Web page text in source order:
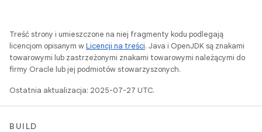
Treść strony i umieszczone na niej fragmenty kodu podlegają
licencjom opisanym wLicencji na treści. Java i OpenJDK są znakami
towarowymi lub zastrzeżonymi znakami towarowymi należącymi do
firmy Oracle lub jej podmiotów stowarzyszonych.
Ostatnia aktualizacja: 2025-07-27 UTC.
BUILD